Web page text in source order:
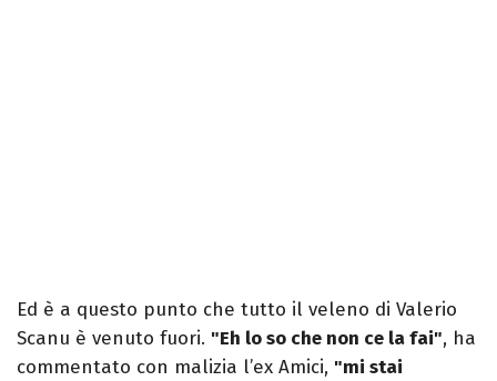
Ed è a questo punto che tutto il veleno di Valerio
Scanu è venuto fuori. "Eh lo so che non ce la fai", ha
commentato con malizia l’ex Amici, "mi stai